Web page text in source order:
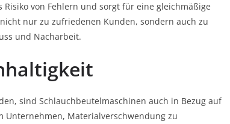
von Fehlern und sorgt für eine gleichmäßige
nur zu zufriedenen Kunden, sondern auch zu
und Nacharbeit.
sind Schlauchbeutelmaschinen auch in Bezug auf
Unternehmen, Materialverschwendung zu